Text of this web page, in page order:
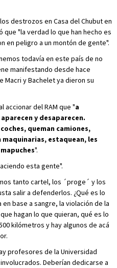
destrozos en Casa del Chubut en
"la verdad lo que han hecho es
en peligro a un montón de gente".
todavía en este país de no
manifestando desde hace
y Bachelet ya dieron su
accionar del RAM que "a
y desaparecen.
queman camiones,
estaquean, les
".
esta gente".
tanto cartel, los ´proge´ y los
salir a defenderlos. ¿Qué es lo
base a sangre, la violación de la
hagan lo que quieran, qué es lo
kilómetros y hay algunos de acá
profesores de la Universidad
Deberían dedicarse a